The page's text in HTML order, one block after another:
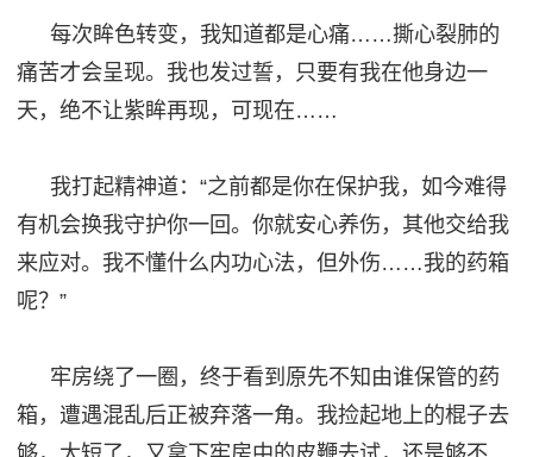
每次眸色转变，我知道都是心痛……撕心裂肺的
痛苦才会呈现。我也发过誓，只要有我在他身边一
天，绝不让紫眸再现，可现在……
我打起精神道： “之前都是你在保护我，如今难得
有机会换我守护你一回。你就安心养伤，其他交给我
来应对。我不懂什么内功心法，但外伤……我的药箱
呢？”
牢房绕了一圈，终于看到原先不知由谁保管的药
箱，遭遇混乱后正被弃落一角。我捡起地上的棍子去